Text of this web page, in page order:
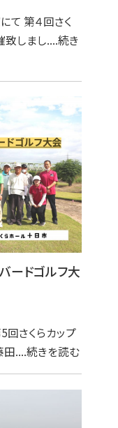
て 第４回さく
しまし....続き
ードゴルフ大
さくらカップ
田....続きを読む